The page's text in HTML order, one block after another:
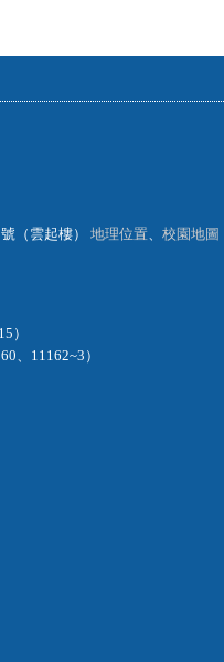
（雲起樓） 地理位置
校園地圖
）
、11162~3）